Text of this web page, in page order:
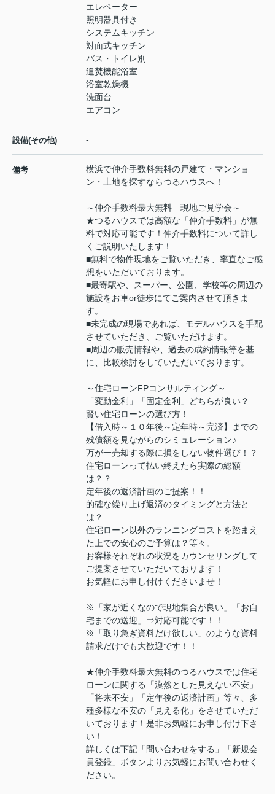
エレベーター
照明器具付き
システムキッチン
対面式キッチン
バス・トイレ別
追焚機能浴室
浴室乾燥機
洗面台
エアコン
設備(その他) -
備考
横浜で仲介手数料無料の戸建て・マンショ
ン・土地を探すならつるハウスへ！
～仲介手数料最大無料 現地ご見学会～
★つるハウスでは高額な「仲介手数料」が無
料で対応可能です！仲介手数料について詳し
くご説明いたします！
■無料で物件現地をご覧いただき、率直なご感
想をいただいております。
■最寄駅や、スーパー、公園、学校等の周辺の
施設をお車or徒歩にてご案内させて頂きま
す。
■未完成の現場であれば、モデルハウスを手配
させていただき、ご覧いただけます。
■周辺の販売情報や、過去の成約情報等を基
に、比較検討をしていただいております。
～住宅ローンFPコンサルティング～
「変動金利」「固定金利」どちらが良い？
賢い住宅ローンの選び方！
【借入時～１０年後～定年時～完済】までの
残債額を見ながらのシミュレーション♪
万が一売却する際に損をしない物件選び！？
住宅ローンって払い終えたら実際の総額
は？？
定年後の返済計画のご提案！！
的確な繰り上げ返済のタイミングと方法と
は？
住宅ローン以外のランニングコストを踏まえ
た上での安心のご予算は？等々。
お客様それぞれの状況をカウンセリングして
ご提案させていただいております！
お気軽にお申し付けくださいませ！
※「家が近くなので現地集合が良い」「お自
宅までの送迎」⇒対応可能です！！
※「取り急ぎ資料だけ欲しい」のような資料
請求だけでも大歓迎です！！
★仲介手数料最大無料のつるハウスでは住宅
ローンに関する「漠然とした見えない不安」
「将来不安」「定年後の返済計画」等々、多
種多様な不安の「見える化」をさせていただ
いております！是非お気軽にお申し付け下さ
い！
詳しくは下記「問い合わせをする」「新規会
員登録」ボタンよりお気軽にお問い合わせく
ださい。